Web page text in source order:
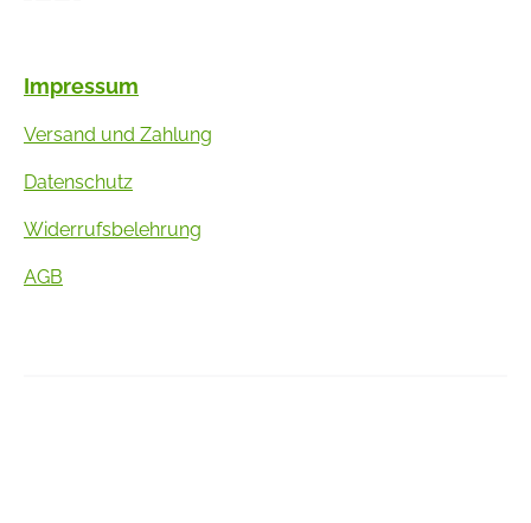
Impressum
Versand und Zahlung
Datenschutz
Widerrufsbelehrung
AGB